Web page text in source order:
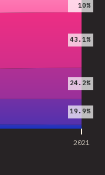
2021
19.9%
24.2%
43.1%
10%